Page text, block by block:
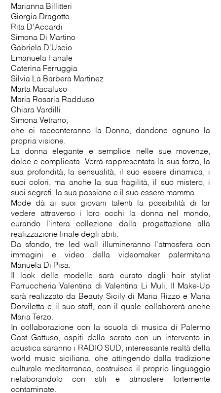
Marianna Billitteri
Giorgia Dragotto
Rita D'Accardi
Simona Di Martino
Gabriela D'Uscio
Emanuela Fanale
Caterina Ferruggia
Silvia La Barbera Martinez
Marta Macaluso
Maria Rosaria Radduso
Chiara Vardilli
Simona Vetrano;
che ci racconteranno la Donna, dandone ognuno la
propria visione.
La donna elegante e semplice nelle sue movenze,
dolce e complicata. Verrà rappresentata la sua forza, la
sua profondità, la sensualità, il suo essere dinamica, i
suoi colori, ma anche la sua fragilità, il suo mistero, i
suoi segreti, la sua passione e il suo essere mamma.
Mode dà ai suoi giovani talenti la possibilità di far
vedere attraverso i loro occhi la donna nel mondo,
curando l'intera collezione dalla progettazione alla
realizzazione finale degli abiti.
Da sfondo, tre led wall illumineranno l'atmosfera con
immagini e video della videomaker palermitana
Manuela Di Pisa.
Il look delle modelle sarà curato dagli hair stylist
Parruccheria Valentina di Valentina Li Muli. Il Make-Up
sarà realizzato da Beauty Sicily di Maria Rizzo e Maria
Dorviletta e il suo staff, con il quale collaborerà anche
Maria Terzo.
In collaborazione con la scuola di musica di Palermo
Cast Gattuso, ospiti della serata con un intervento in
acustica saranno i RADIO SUD, interessante realtà della
world music siciliana, che attingendo dalla tradizione
culturale mediterranea, costruisce il proprio linguaggio
rielaborandolo con stili e atmosfere fortemente
contaminate.